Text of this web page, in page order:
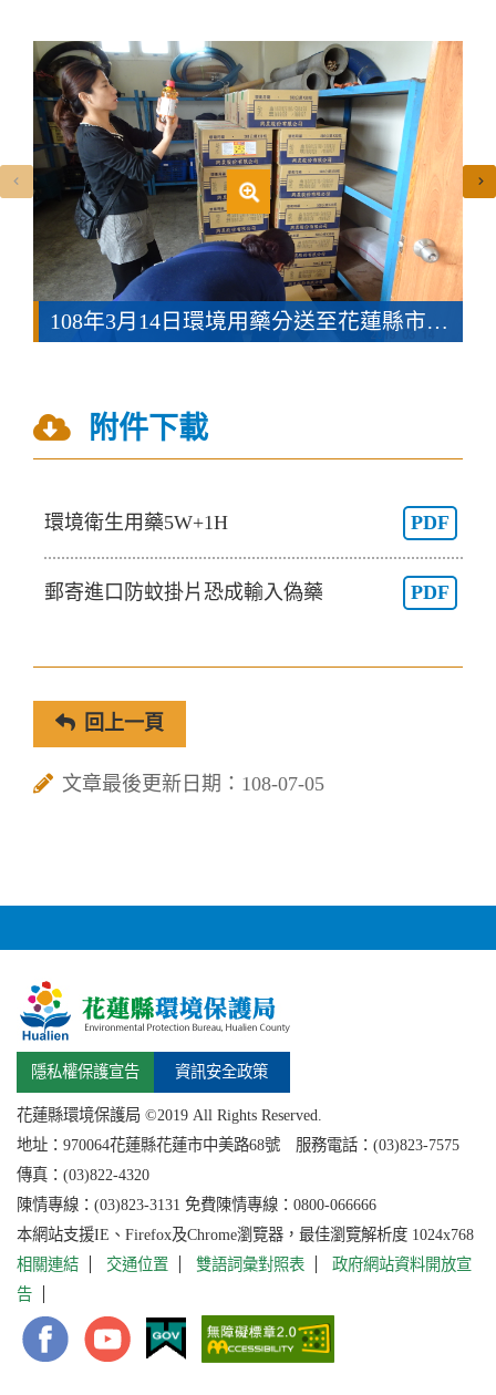
108年3月14日環境用藥分送至花蓮縣市13鄉公所(共三張)
附件下載
環境衛生用藥5W+1H PDF
郵寄進口防蚊掛片恐成輸入偽藥 PDF
回上一頁
文章最後更新日期：108-07-05
隱私權保護宣告 資訊安全政策
花蓮縣環境保護局 ©2019 All Rights Reserved.
地址： 970064花蓮縣花蓮市中美路68號 服務電話：(03)823-7575
傳真：(03)822-4320
陳情專線：(03)823-3131 免費陳情專線：0800-066666
本網站支援IE、Firefox及Chrome瀏覽器，最佳瀏覽解析度 1024x768
相關連結
交通位置 雙語詞彙對照表
政府網站資料開放宣
告